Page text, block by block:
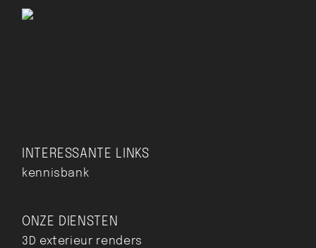
INTERESSANTE LINKS
kennisbank
ONZE DIENSTEN
3D exterieur renders